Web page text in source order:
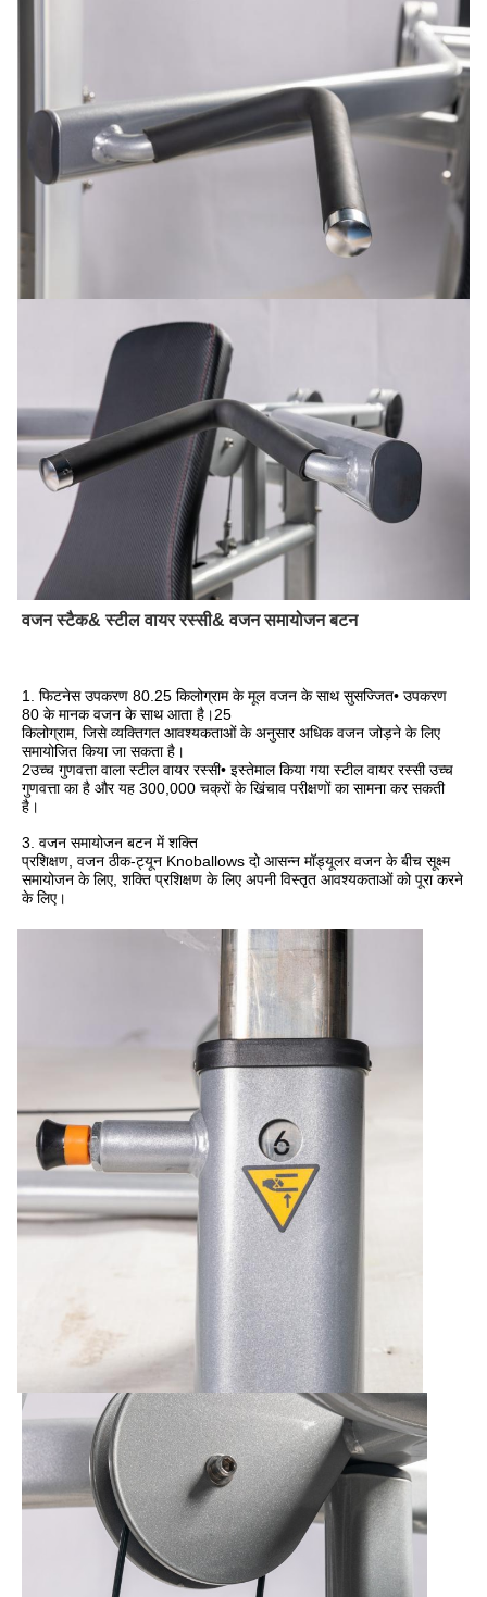
वजन स्टैक& स्टील वायर रस्सी& वजन समायोजन बटन
1. फिटनेस उपकरण 80.25 किलोग्राम के मूल वजन के साथ सुसज्जित• उपकरण
80 के मानक वजन के साथ आता है।25
किलोग्राम, जिसे व्यक्तिगत आवश्यकताओं के अनुसार अधिक वजन जोड़ने के लिए
समायोजित किया जा सकता है।
2उच्च गुणवत्ता वाला स्टील वायर रस्सी• इस्तेमाल किया गया स्टील वायर रस्सी उच्च
गुणवत्ता का है और यह 300,000 चक्रों के खिंचाव परीक्षणों का सामना कर सकती
है।
3. वजन समायोजन बटन में शक्ति
प्रशिक्षण, वजन ठीक-ट्यून Knoballows दो आसन्न मॉड्यूलर वजन के बीच सूक्ष्म
समायोजन के लिए, शक्ति प्रशिक्षण के लिए अपनी विस्तृत आवश्यकताओं को पूरा करने
के लिए।